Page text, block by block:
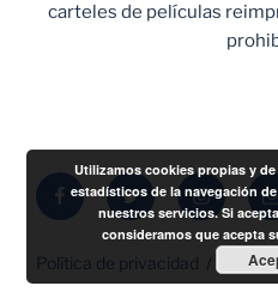
carteles de películas
FacebookTwitter
Política de privacidad
Utilizamos cookies propias y
estadísticos de la navegación
nuestros servicios. Si
consideramos que acepta